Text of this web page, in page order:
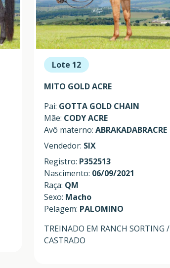
Lote 12
MITO GOLD ACRE
Pai: GOTTA GOLD CHAIN
Mãe: CODY ACRE
Avô materno: ABRAKADABRACRE
Vendedor: SIX
Registro: P352513
Nascimento: 06/09/2021
Raça: QM
Sexo: Macho
Pelagem: PALOMINO
TREINADO EM RANCH SORTING /
CASTRADO